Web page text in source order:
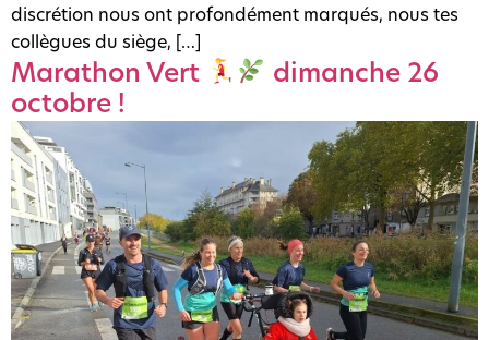
discrétion nous ont profondément marqués, nous tes
collègues du siège, […]
Marathon Vert
dimanche 26
octobre !